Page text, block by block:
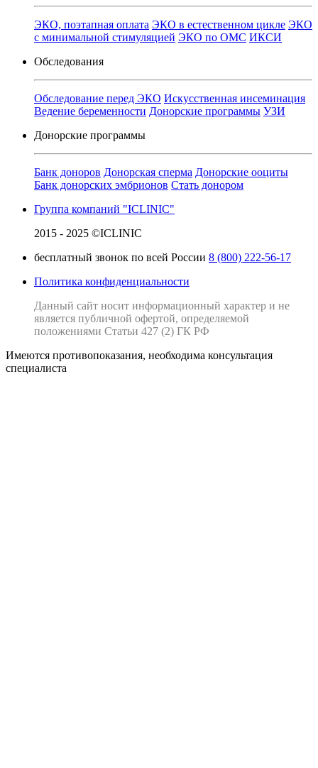
ЭКО, поэтапная оплата ЭКО в естественном цикле ЭКО
с минимальной стимуляцией ЭКО по ОМС ИКСИ
Обследования
Обследование перед ЭКО Искусственная инсеминация
Ведение беременности Донорские программы УЗИ
Донорские программы
Банк доноров Донорская сперма Донорские ооциты
Банк донорских эмбрионов Стать донором
Группа компаний "ICLINIC"
2015 - 2025 ©ICLINIC
бесплатный звонок по всей России 8 (800) 222-56-17
Политика конфиденциальности
Данный сайт носит информационный характер и не
является публичной офертой, определяемой
положениями Статьи 427 (2) ГК РФ
Имеются противопоказания, необходима консультация
специалиста